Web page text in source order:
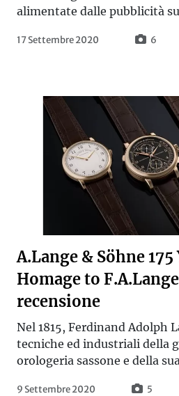
alimentate dalle pubblicità
17 Settembre 2020 6
A.Lange & Söhne 175
Homage to
recensione
Nel 1815, Ferdinand Adolph
tecniche ed industriali della
orologeria sassone e della
9 Settembre 2020 5